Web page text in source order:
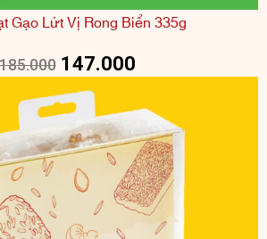
Gạo Lứt Vị Rong Biển 335g
147.000